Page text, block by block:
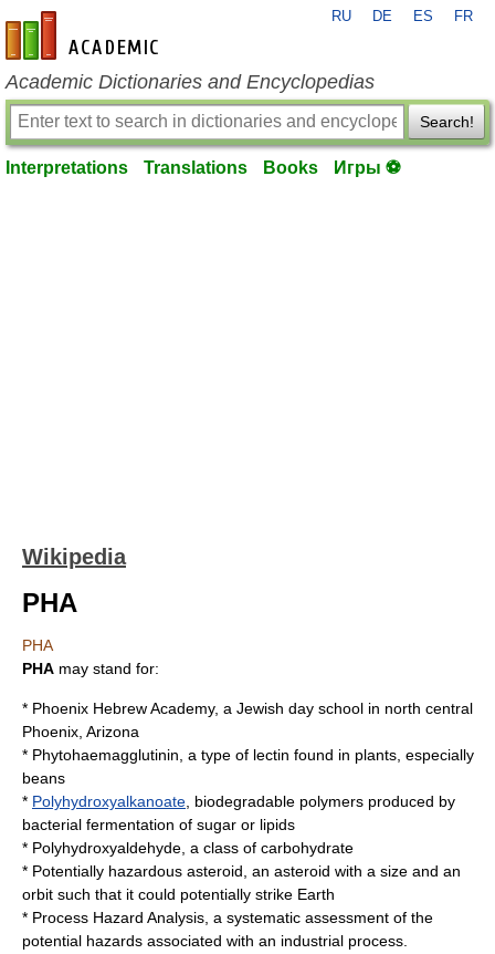
en-academic.com
RU DE ES FR
Academic Dictionaries and Encyclopedias
Search!
Interpretations Translations Books Игры ⚽
Wikipedia
PHA
PHA
PHA may stand for:
* Phoenix Hebrew Academy, a Jewish day school in north central
Phoenix, Arizona
* Phytohaemagglutinin , a type of lectin found in plants, especially
beans
* Polyhydroxyalkanoate , biodegradable polymers produced by
bacterial fermentation of sugar or lipids
* Polyhydroxyaldehyde , a class of carbohydrate
* Potentially hazardous asteroid , an asteroid with a size and an
orbit such that it could potentially strike Earth
* Process Hazard Analysis , a systematic assessment of the
potential hazards associated with an industrial process.